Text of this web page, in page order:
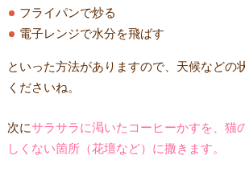
フライパンで炒る
電子レンジで水分を飛ばす
といった方法がありますので、天候などの
くださいね。
次にサラサラに渇いたコーヒーかすを、猫
しくない箇所（花壇など）に撒きます。